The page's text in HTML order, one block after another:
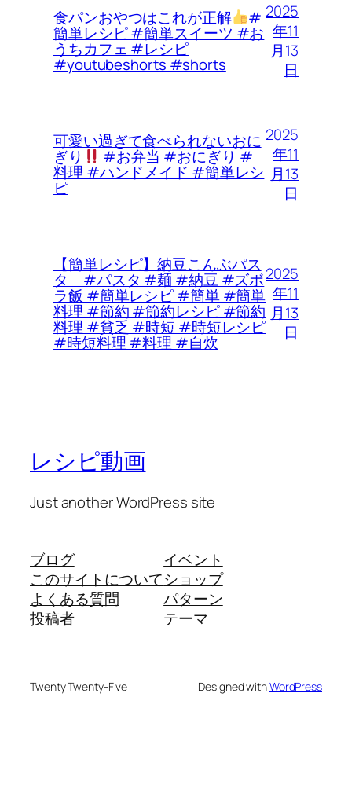
食パンおやつはこれが正解 #
簡単レシピ #簡単スイーツ #お
うちカフェ #レシピ
#youtubeshorts #shorts
2025
年11
月13
日
可愛い過ぎて食べられないおに
ぎり #お弁当 #おにぎり #
料理 #ハンドメイド #簡単レシ
ピ
2025
年11
月13
日
【簡単レシピ】納豆こんぶパス
タ #パスタ #麺 #納豆 #ズボ
ラ飯 #簡単レシピ #簡単 #簡単
料理 #節約 #節約レシピ #節約
料理 #貧乏 #時短 #時短レシピ
#時短料理 #料理 #自炊
2025
年11
月13
日
レシピ動画
Just another WordPress site
ブログ
このサイトについて
よくある質問
投稿者
イベント
ショップ
パターン
テーマ
Twenty Twenty-Five Designed withWordPress